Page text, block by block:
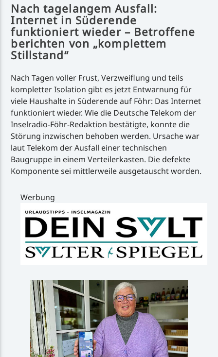
Nach tagelangem Ausfall:
Internet in Süderende
funktioniert wieder – Betroffene
berichten von „komplettem
Stillstand“
Nach Tagen voller Frust, Verzweiflung und teils
kompletter Isolation gibt es jetzt Entwarnung für
viele Haushalte in Süderende auf Föhr: Das Internet
funktioniert wieder. Wie die Deutsche Telekom der
Inselradio-Föhr-Redaktion bestätigte, konnte die
Störung inzwischen behoben werden. Ursache war
laut Telekom der Ausfall einer technischen
Baugruppe in einem Verteilerkasten. Die defekte
Komponente sei mittlerweile ausgetauscht worden.
Werbung